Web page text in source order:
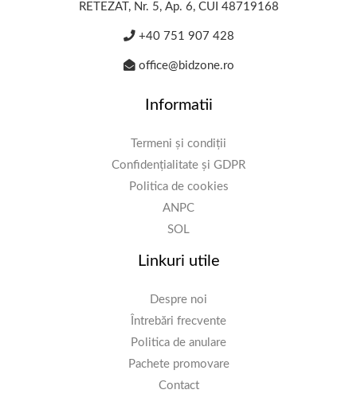
RETEZAT, Nr. 5, Ap. 6, CUI 48719168
+40 751 907 428
office@bidzone.ro
Informatii
Termeni și condiții
Confidențialitate și GDPR
Politica de cookies
ANPC
SOL
Linkuri utile
Despre noi
Întrebări frecvente
Politica de anulare
Pachete promovare
Contact